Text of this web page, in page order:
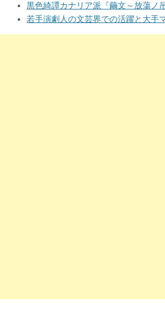
黒色綺譚カナリア派『繭文～放蕩ノ
若手演劇人の文芸界での活躍と大手